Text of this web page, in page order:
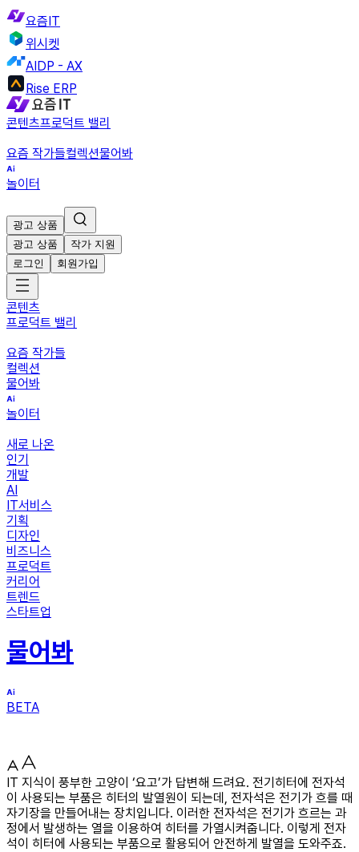
요즘IT
위시켓
AIDP - AX
Rise ERP
콘텐츠프로덕트 밸리
요즘 작가들컬렉션물어봐
놀이터
광고 상품
광고 상품
작가 지원
로그인
회원가입
콘텐츠
프로덕트 밸리
요즘 작가들
컬렉션
물어봐
놀이터
새로 나온
인기
개발
AI
IT서비스
기획
디자인
비즈니스
프로덕트
커리어
트렌드
스타트업
물어봐
BETA
IT 지식이 풍부한 고양이 ‘요고’가 답변해 드려요. 전기히터에 전자석
이 사용되는 부품은 히터의 발열원이 되는데, 전자석은 전기가 흐를 때
자기장을 만들어내는 장치입니다. 이러한 전자석은 전기가 흐르는 과
정에서 발생하는 열을 이용하여 히터를 가열시켜줍니다. 이렇게 전자
석이 히터에 사용되는 부품으로 활용되어 안전하게 발열을 도와주죠.